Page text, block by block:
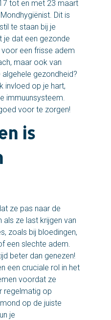
tot en met 23 maart
Dit is
te staan bij je
je dat een gezonde
een frisse adem
maar ook van
gezondheid?
invloed op je hart,
immuunsysteem.
voor te zorgen!
is
ze pas naar de
ze last krijgen van
zoals bij bloedingen,
een slechte adem.
beter dan genezen!
een cruciale rol in het
voordat ze
regelmatig op
op de juiste
je